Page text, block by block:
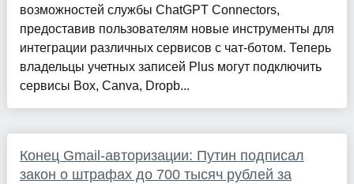
возможностей службы ChatGPT Connectors,
предоставив пользователям новые инструменты для
интеграции различных сервисов с чат-ботом. Теперь
владельцы учетных записей Plus могут подключить
сервисы Box, Canva, Dropb...
Конец Gmail-авторизации: Путин подписал
закон о штрафах до 700 тысяч рублей за